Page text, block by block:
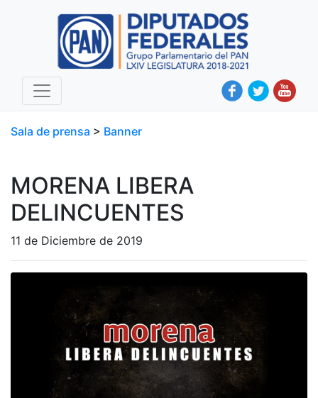
Sala de prensa > Banner
MORENA LIBERA
DELINCUENTES
11 de Diciembre de 2019